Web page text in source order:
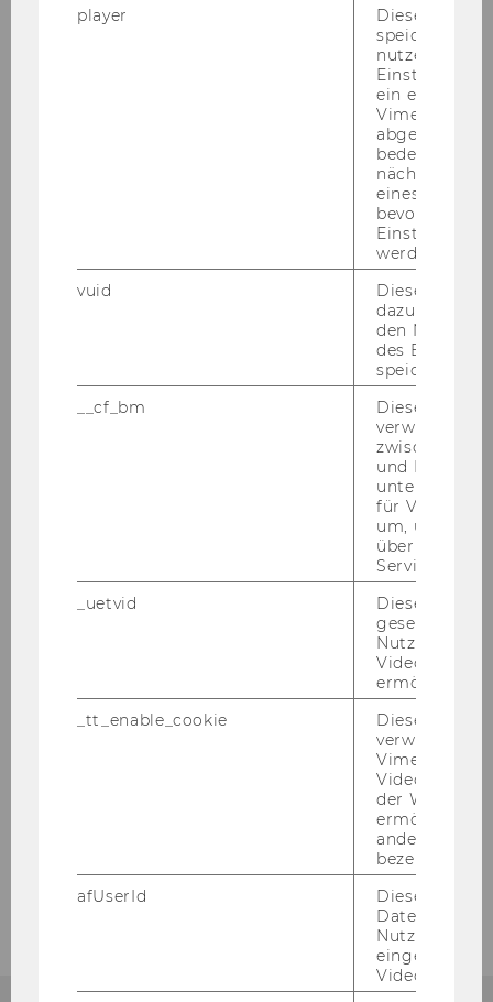
Unternehmenssteuerrecht - 18.01.2017
Court of Justice of the European Union:
player
Dieses Cookie
speichert
ein
Vimeo-Video
abgespielt
bedeutet,
nächsten
eines Vimeo-
bevorzugten
werden.
vuid
Dieser
dazu
den
des
speichern.
__cf_bm
Dieses
verwendet,
zwischen
und Bots zu
für Vimeo
um, um
über die
Service zu
_uetvid
Dieses
gesetzt, um
Nutzung des
Videoplayers
ermöglichen
_tt_enable_cookie
Dieses
verwendet,
Vimeo-
der WU-
ermöglichen
andere nicht
bezeichnete
afUserId
Dieses
Daten von
Videos